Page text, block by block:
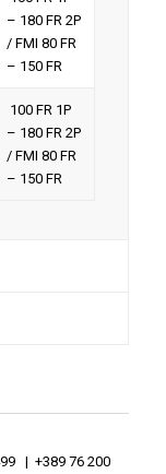
– 180 FR 2P
/ FMI 80 FR
– 150 FR
100 FR 1P
– 180 FR 2P
/ FMI 80 FR
– 150 FR
| +389 76 200